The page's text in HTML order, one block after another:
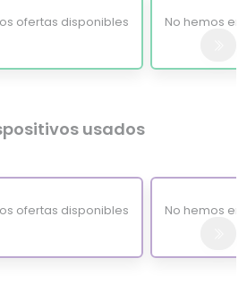
ofertas disponibles No hemos
usados
ofertas disponibles No hemos